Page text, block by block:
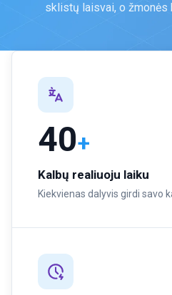
sklistų laisvai, o žmonės
40+
Kalbų realiuoju laiku
Kiekvienas dalyvis girdi savo